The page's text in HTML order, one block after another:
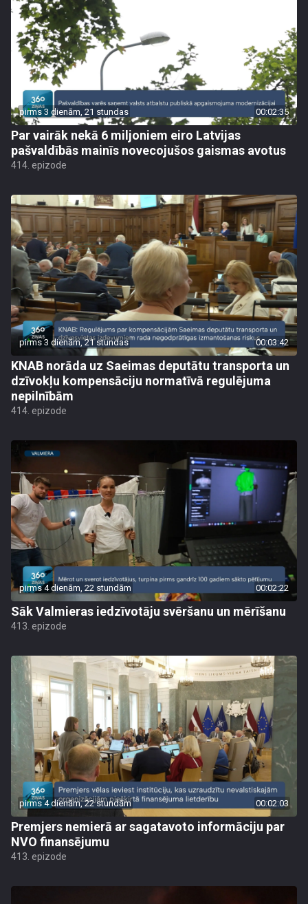
pirms 3 dienām, 21 stundas 00:02:35
Par vairāk nekā 6 miljoniem eiro Latvijas
pašvaldībās mainīs novecojušos gaismas avotus
414. epizode
pirms 3 dienām, 21 stundas 00:03:42
KNAB norāda uz Saeimas deputātu transporta un
dzīvokļu kompensāciju normatīvā regulējuma
nepilnībām
414. epizode
pirms 4 dienām, 22 stundām 00:02:22
Sāk Valmieras iedzīvotāju svēršanu un mērīšanu
413. epizode
pirms 4 dienām, 22 stundām 00:02:03
Premjers nemierā ar sagatavoto informāciju par
NVO finansējumu
413. epizode